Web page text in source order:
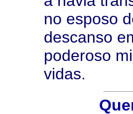
no esposo
descanso
poderoso
vidas.